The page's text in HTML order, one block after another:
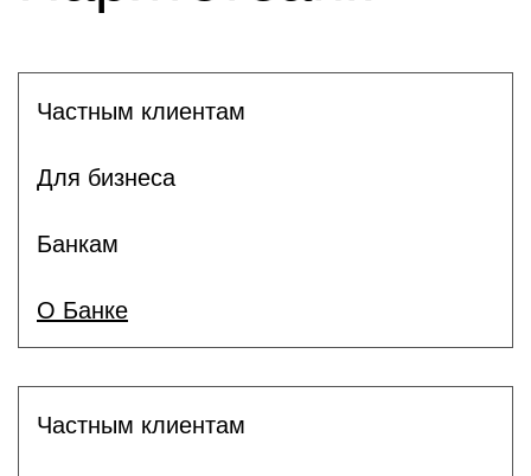
Частным клиентам
Для бизнеса
Банкам
О Банке
Частным клиентам